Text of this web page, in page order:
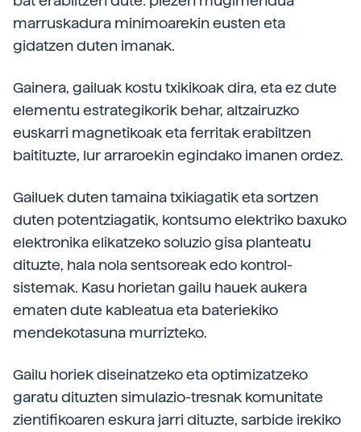
marruskadura minimoarekin eusten eta
gidatzen duten imanak.
Gainera, gailuak kostu txikikoak dira, eta ez dute
elementu estrategikorik behar, altzairuzko
euskarri magnetikoak eta ferritak erabiltzen
baitituzte, lur arraroekin egindako imanen ordez.
Gailuek duten tamaina txikiagatik eta sortzen
duten potentziagatik, kontsumo elektriko baxuko
elektronika elikatzeko soluzio gisa planteatu
dituzte, hala nola sentsoreak edo kontrol-
sistemak. Kasu horietan gailu hauek aukera
ematen dute kableatua eta bateriekiko
mendekotasuna murrizteko.
Gailu horiek diseinatzeko eta optimizatzeko
garatu dituzten simulazio-tresnak komunitate
zientifikoaren eskura jarri dituzte, sarbide irekiko